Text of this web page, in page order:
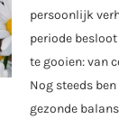
persoonlijk
periode
te gooien: van
Nog steeds
gezonde